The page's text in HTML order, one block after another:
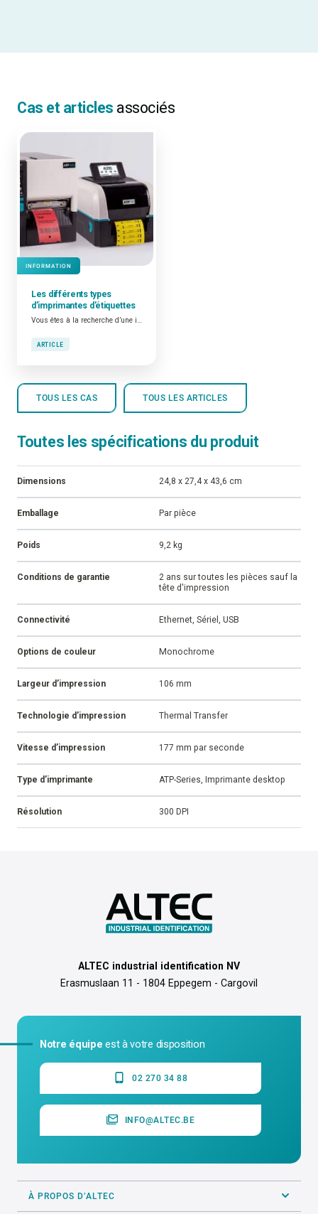
Cas et articles associés
INFORMATION
Les différents types
d’imprimantes d’étiquettes
Vous êtes à la recherche d’une imprimante d’étiquettes professionnelle ou industrielle ?
ARTICLE
TOUS LES CAS TOUS LES ARTICLES
Toutes les spécifications du produit
Dimensions 24,8 x 27,4 x 43,6 cm
Emballage Par pièce
Poids 9,2 kg
Conditions de garantie
2 ans sur toutes les pièces sauf la
tête d'impression
Connectivité Ethernet, Sériel, USB
Options de couleur Monochrome
Largeur d’impression 106 mm
Technologie d’impression Thermal Transfer
Vitesse d’impression 177 mm par seconde
Type d’imprimante ATP-Series, Imprimante desktop
Résolution 300 DPI
ALTEC industrial identification NV
Erasmuslaan 11 - 1804 Eppegem - Cargovil
Notre équipe est à votre disposition
02 270 34 88
INFO@ALTEC.BE
À PROPOS D’ALTEC